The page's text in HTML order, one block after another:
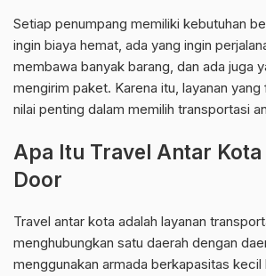
Setiap penumpang memiliki kebutuhan
ingin biaya hemat, ada yang ingin
membawa banyak barang, dan ada juga
mengirim paket. Karena itu, layanan
nilai penting dalam memilih transportasi
Apa Itu Travel Antar
Door
Travel antar kota adalah layanan
menghubungkan satu daerah dengan
menggunakan armada berkapasitas kecil